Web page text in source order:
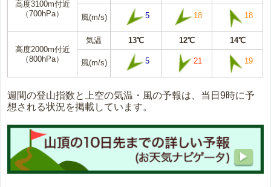
高度3100m付近
（700hPa）
風(m/s) 5 18 18
高度2000m付近
（800hPa）
気温 13℃ 12℃ 14℃
風(m/s) 5 21 19
週間の登山指数と上空の気温・風の予報は、当日9時に予
想される状況を掲載しています。